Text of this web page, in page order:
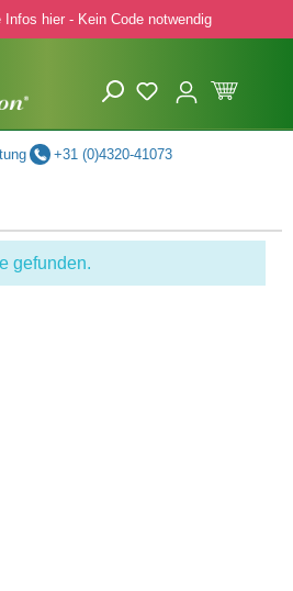
Infos hier - Kein Code notwendig
+31 (0)4320-41073
gefunden.